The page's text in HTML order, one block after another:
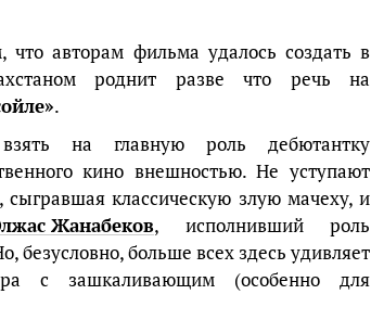
что авторам фильма удалось создать в
роднит разве что речь на
.
на главную роль дебютантку
кино внешностью. Не уступают
сыгравшая классическую злую мачеху, и
Жанабеков, исполнивший роль
безусловно, больше всех здесь удивляет
с зашкаливающим (особенно для